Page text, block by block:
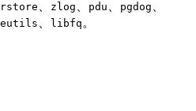
zlog pdu pgdog
libfq 。